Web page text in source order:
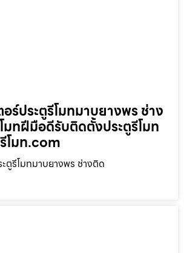
ร์ประตูรีโมทมาบยางพร ช่าง
มทฝีมือดีรับติดตั้งประตูรีโมท
โมท.com
ตูรีโมทมาบยางพร ช่างติด